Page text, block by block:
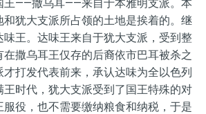
王——撒乌耳——来自于本雅明支派。本
和犹大支派所占领的土地是挨着的。继
王。达味王来自于犹大支派，受到整
撒乌耳王仅存的后裔依市巴耳被杀之
才打发代表前来，承认达味为全以色列
王时代，犹大支派受到了国王特殊的对
役，也不需要缴纳粮食和纳税，于是